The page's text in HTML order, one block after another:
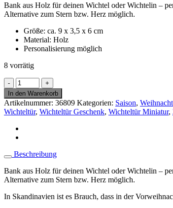
Bank aus Holz für deinen Wichtel oder Wichtelin –
Alternative zum Stern bzw. Herz möglich.
Größe: ca. 9 x 3,5 x 6 cm
Material: Holz
Personalisierung möglich
8 vorrätig
Bank
aus
Holz
für
Wichtel
Zubehör
Wichtelhaus
Menge
In den Warenkorb
Artikelnummer: 36809 Kategorien: Saison,
Wichteltür, Wichteltür Geschenk, Wichteltür Miniatur,
Beschreibung
Bank aus Holz für deinen Wichtel oder Wichtelin –
Alternative zum Stern bzw. Herz möglich.
In Skandinavien ist es Brauch, dass in der